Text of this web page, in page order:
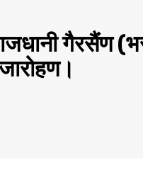
गैरसैंण